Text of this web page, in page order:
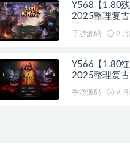
Y568【1.80
2025整理复
手游源码 9 月
Y566【1.80
2025整理复
手游源码 9 月